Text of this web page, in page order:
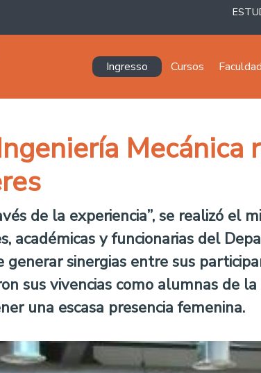
Navegación principal
Ingresso Cursos
Mecánica
de la experiencia”, se realizó el
académicas y funcionarias del
sinergias entre sus
sus vivencias como alumnas de
una escasa presencia femenina.